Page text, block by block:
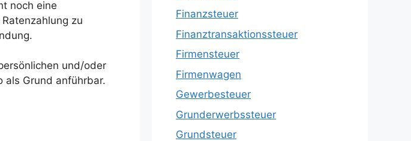
noch eine
zu
und/oder
als Grund anführbar.
Finanzsteuer
Finanztransaktionssteuer
Firmensteuer
Firmenwagen
Gewerbesteuer
Grunderwerbssteuer
Grundsteuer